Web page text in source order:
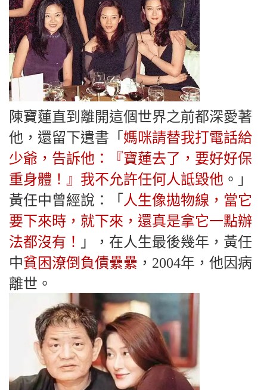
陳寶蓮直到離開這個世界之前都深愛著
他，還留下遺書「 媽咪請替我打電話給
少爺，告訴他：『寶蓮去了，要好好保
重身體！』我不允許任何人詆毀他 。」
黃任中曾經說：「 人生像拋物線，當它
要下來時，就下來，還真是拿它一點辦
法都沒有！
」，在人生最後幾年，黃任
中貧困潦倒負債纍纍 ，2004年，他因病
離世。